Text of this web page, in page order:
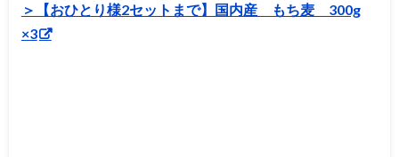
＞【おひとり様2セットまで】国内産 もち麦 300g
×3